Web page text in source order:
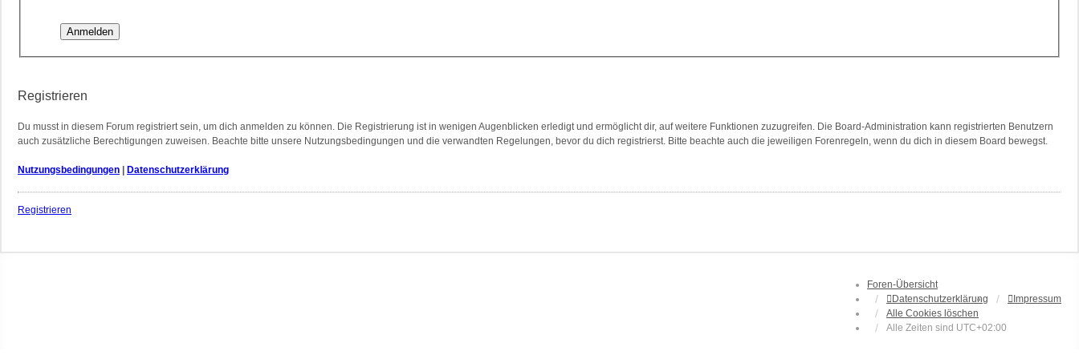
Registrieren
Du musst in diesem Forum registriert sein, um dich anmelden zu können. Die Registrierung ist in wenigen Augenblicken erledigt und ermöglicht dir, auf weitere Funktionen zuzugreifen. Die Board-Administration kann registrierten Benutzern
auch zusätzliche Berechtigungen zuweisen. Beachte bitte unsere Nutzungsbedingungen und die verwandten Regelungen, bevor du dich registrierst. Bitte beachte auch die jeweiligen Forenregeln, wenn du dich in diesem Board bewegst.
Nutzungsbedingungen | Datenschutzerklärung
Registrieren
Foren-Übersicht
Datenschutzerklärung
Impressum
Alle Cookies löschen
Alle Zeiten sind UTC+02:00